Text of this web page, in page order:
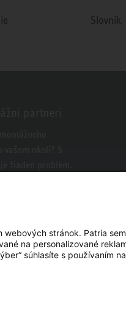
Slovník
webových stránok. Patria sem
na personalizované
súhlasíte s používaním